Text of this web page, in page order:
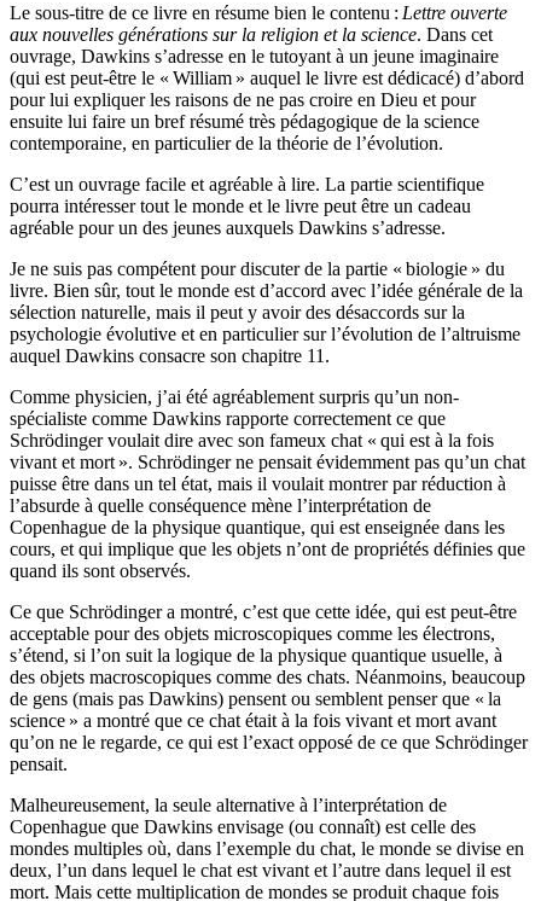
Le sous-titre de ce livre en résume bien le contenu : Lettre ouverte
aux nouvelles générations sur la religion et la science. Dans cet
ouvrage, Dawkins s’adresse en le tutoyant à un jeune imaginaire
(qui est peut-être le « William » auquel le livre est dédicacé) d’abord
pour lui expliquer les raisons de ne pas croire en Dieu et pour
ensuite lui faire un bref résumé très pédagogique de la science
contemporaine, en particulier de la théorie de l’évolution.
C’est un ouvrage facile et agréable à lire. La partie scientifique
pourra intéresser tout le monde et le livre peut être un cadeau
agréable pour un des jeunes auxquels Dawkins s’adresse.
Je ne suis pas compétent pour discuter de la partie « biologie » du
livre. Bien sûr, tout le monde est d’accord avec l’idée générale de la
sélection naturelle, mais il peut y avoir des désaccords sur la
psychologie évolutive et en particulier sur l’évolution de l’altruisme
auquel Dawkins consacre son chapitre 11.
Comme physicien, j’ai été agréablement surpris qu’un non-
spécialiste comme Dawkins rapporte correctement ce que
Schrödinger voulait dire avec son fameux chat « qui est à la fois
vivant et mort ». Schrödinger ne pensait évidemment pas qu’un chat
puisse être dans un tel état, mais il voulait montrer par réduction à
l’absurde à quelle conséquence mène l’interprétation de
Copenhague de la physique quantique, qui est enseignée dans les
cours, et qui implique que les objets n’ont de propriétés définies que
quand ils sont observés.
Ce que Schrödinger a montré, c’est que cette idée, qui est peut-être
acceptable pour des objets microscopiques comme les électrons,
s’étend, si l’on suit la logique de la physique quantique usuelle, à
des objets macroscopiques comme des chats. Néanmoins, beaucoup
de gens (mais pas Dawkins) pensent ou semblent penser que « la
science » a montré que ce chat était à la fois vivant et mort avant
qu’on ne le regarde, ce qui est l’exact opposé de ce que Schrödinger
pensait.
Malheureusement, la seule alternative à l’interprétation de
Copenhague que Dawkins envisage (ou connaît) est celle des
mondes multiples où, dans l’exemple du chat, le monde se divise en
deux, l’un dans lequel le chat est vivant et l’autre dans lequel il est
mort. Mais cette multiplication de mondes se produit chaque fois